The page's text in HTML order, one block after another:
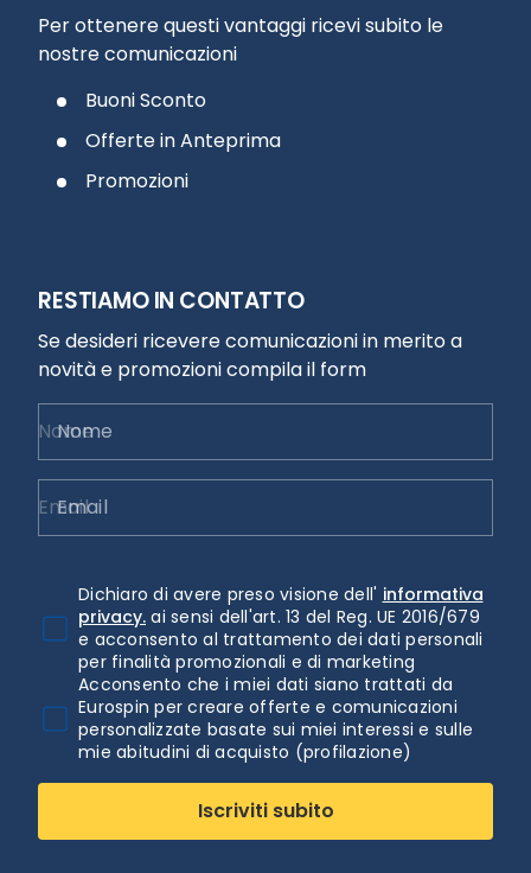
Per ottenere questi vantaggi ricevi subito le
nostre comunicazioni
Buoni Sconto
Offerte in Anteprima
Promozioni
RESTIAMO IN CONTATTO
Se desideri ricevere comunicazioni in merito a
novità e promozioni compila il form
Nome
Email
Dichiaro di avere preso visione dell' informativa
privacy. ai sensi dell'art. 13 del Reg. UE 2016/679
e acconsento al trattamento dei dati personali
per finalità promozionali e di marketing
Acconsento che i miei dati siano trattati da
Eurospin per creare offerte e comunicazioni
personalizzate basate sui miei interessi e sulle
mie abitudini di acquisto (profilazione)
Iscriviti subito